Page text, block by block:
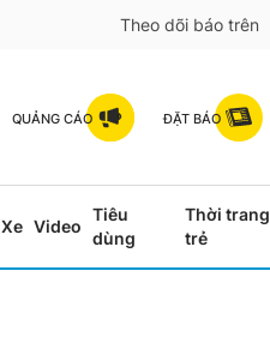
Theo dõi báo trên
QUẢNG CÁO ĐẶT BÁO
Xe Video
Tiêu
dùng
Thời trang
trẻ